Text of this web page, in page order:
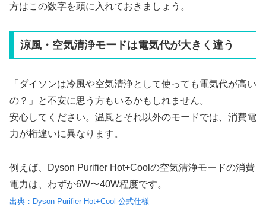
方はこの数字を頭に入れておきましょう。
涼風・空気清浄モードは電気代が大きく違う
「ダイソンは冷風や空気清浄として使っても電気代が高い
の？」と不安に思う方もいるかもしれません。
安心してください。温風とそれ以外のモードでは、消費電
力が桁違いに異なります。
例えば、Dyson Purifier Hot+Coolの空気清浄モードの消費
電力は、わずか6W〜40W程度です。
出典：Dyson Purifier Hot+Cool 公式仕様